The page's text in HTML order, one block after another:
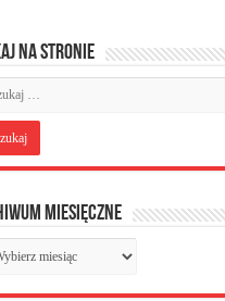
na stronie
miesięczne